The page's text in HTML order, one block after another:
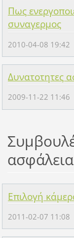
Πως
συναγερμος
2010-04-08 19:42
Δυνατοτητες
2009-11-22 11:46
Επιλογή
2011-02-07 11:08